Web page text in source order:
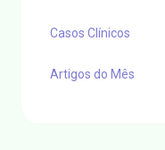
Casos Clínicos
Artigos do Mês